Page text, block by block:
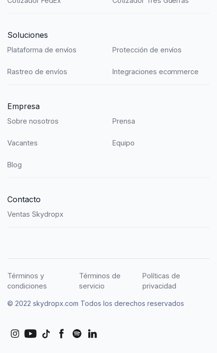
Soluciones
Plataforma de envíos Protección de envíos
Rastreo de envíos Integraciones ecommerce
Empresa
Sobre nosotros Prensa
Vacantes Equipo
Blog
Contacto
Ventas Skydropx
Términos y
condiciones
Términos de
servicio
Políticas de
privacidad
© 2022 skydropx.com Todos los derechos reservados